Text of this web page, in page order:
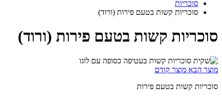
סוכריות
סוכריות קשות בטעם פירות (ורוד)
סוכריות קשות בטעם פירות (ורוד)
מוצר הבא מוצר קודם
סוכריות קשות בטעם פירות